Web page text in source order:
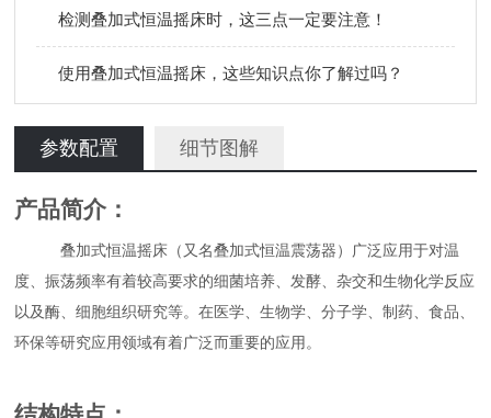
检测叠加式恒温摇床时，这三点一定要注意！
使用叠加式恒温摇床，这些知识点你了解过吗？
参数配置 细节图解
产品简介：
叠加式恒温摇床（又名叠加式恒温震荡器）广泛应用于对温
度、振荡频率有着较高要求的细菌培养、发酵、杂交和生物化学反应
以及酶、细胞组织研究等。在医学、生物学、分子学、制药、食品、
环保等研究应用领域有着广泛而重要的应用。